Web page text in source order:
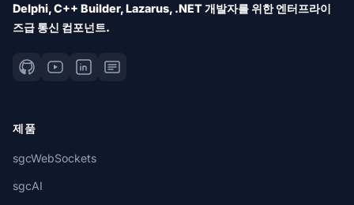
Delphi, C++ Builder, Lazarus, .NET 개발자를 위한 엔터프라이
즈급 통신 컴포넌트.
제품
sgcWebSockets
sgcAI